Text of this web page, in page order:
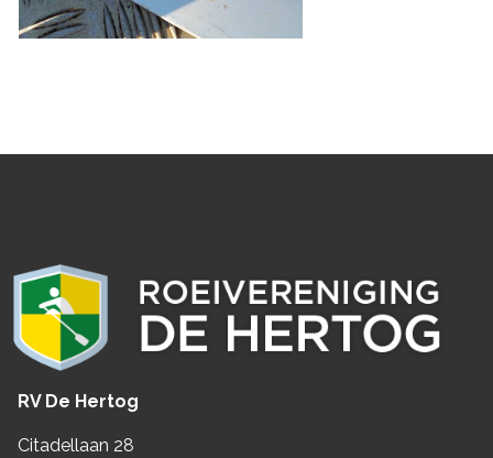
RV De Hertog
Citadellaan 28